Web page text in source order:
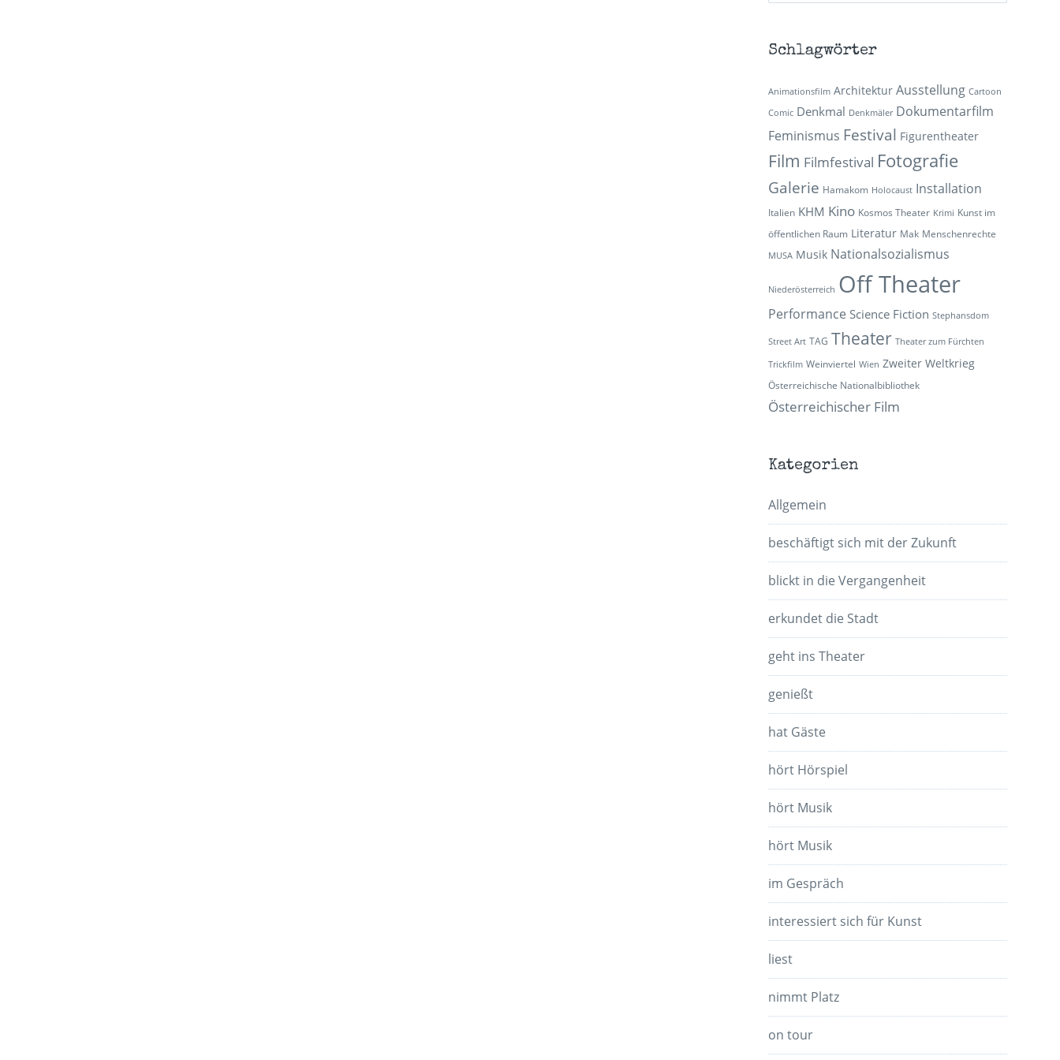
Schlagwörter
Animationsfilm Architektur Ausstellung Cartoon
Comic Denkmal Denkmäler Dokumentarfilm
Feminismus Festival Figurentheater
Film Filmfestival Fotografie
Galerie Hamakom Holocaust Installation
Italien KHM Kino Kosmos Theater Krimi Kunst im
öffentlichen Raum Literatur Mak Menschenrechte
MUSA Musik Nationalsozialismus
Niederösterreich Off Theater
Performance Science Fiction Stephansdom
Street Art TAG Theater Theater zum Fürchten
Trickfilm Weinviertel Wien Zweiter Weltkrieg
Österreichische Nationalbibliothek
Österreichischer Film
Kategorien
Allgemein
beschäftigt sich mit der Zukunft
blickt in die Vergangenheit
erkundet die Stadt
geht ins Theater
genießt
hat Gäste
hört Hörspiel
hört Musik
hört Musik
im Gespräch
interessiert sich für Kunst
liest
nimmt Platz
on tour